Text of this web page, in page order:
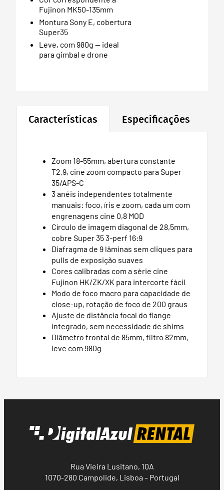
Fujinon MK50-135mm
Montura Sony E, cobertura
Super35
Leve, com 980g — ideal
para gimbal e drone
Características Especificações
Zoom 18-55mm, abertura constante
T2.9, cine zoom compacto para Super
35/APS-C
3 anéis independentes totalmente
manuais: foco, íris e zoom, cada um com
engrenagens cine 0,8 MOD
Círculo de imagem diagonal de 28,5mm,
cobre Super 35 3-perf 16:9
Diafragma de 9 lâminas sem cliques para
pulls de exposição suaves
Cores calibradas com a série cine
Fujinon HK/ZK/XK para intercorte fácil
Modo de foco macro para capacidade de
close-up, rotação de foco de 200 graus
Ajuste de distância focal do flange
integrado, sem necessidade de shims
Diâmetro frontal de 85mm, filtro 82mm,
leve com 980g
Rua Vieira Lusitano, 10A
1070-280 Campolide, Lisboa – Portugal